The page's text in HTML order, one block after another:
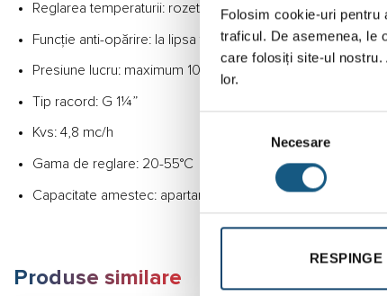
Folosim cookie-uri pentru
traficul. De asemenea, le
care folosiți site-ul
lor.
consimțământului
Necesare
RESPINGE
Reglarea temperaturii: rozeta gradată 1…5 sau în °C (cu
Funcţie anti-opărire: la lipsa totală a apei reci sau calde
Presiune lucru: maximum 10 bar
Tip racord: G 1¼”
Kvs: 4,8 mc/h
Gama de reglare: 20-55°C
Capacitate amestec: apartamente: 15, capacitate :
Produse similare